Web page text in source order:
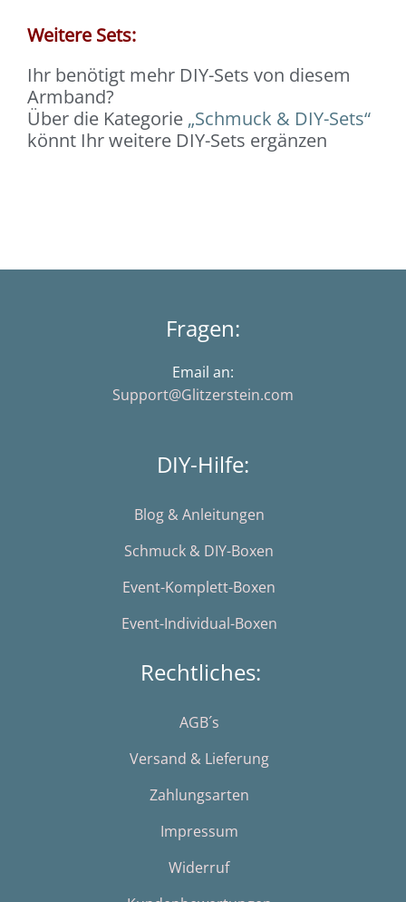
Weitere Sets:
Ihr benötigt mehr DIY-Sets von diesem
Armband?
Über die Kategorie „Schmuck & DIY-Sets“
könnt Ihr weitere DIY-Sets ergänzen
Fragen:
Email an:
Support@Glitzerstein.com
DIY-Hilfe:
Blog & Anleitungen
Schmuck & DIY-Boxen
Event-Komplett-Boxen
Event-Individual-Boxen
Rechtliches:
AGB´s
Versand & Lieferung
Zahlungsarten
Impressum
Widerruf